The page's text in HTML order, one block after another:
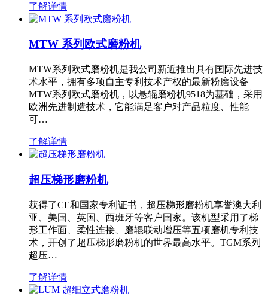
了解详情
MTW 系列欧式磨粉机
MTW系列欧式磨粉机是我公司新近推出具有国际先进技
术水平，拥有多项自主专利技术产权的最新粉磨设备—
MTW系列欧式磨粉机，以悬辊磨粉机9518为基础，采用
欧洲先进制造技术，它能满足客户对产品粒度、性能
可…
了解详情
超压梯形磨粉机
获得了CE和国家专利证书，超压梯形磨粉机享誉澳大利
亚、美国、英国、西班牙等客户国家。该机型采用了梯
形工作面、柔性连接、磨辊联动增压等五项磨机专利技
术，开创了超压梯形磨粉机的世界最高水平。TGM系列
超压…
了解详情